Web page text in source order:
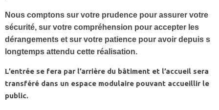
Nous comptons sur votre prudence pour assurer votre
sécurité, sur votre compréhension pour accepter les
dérangements et sur votre patience pour avoir depuis s
longtemps attendu cette réalisation.
L’entrée se fera par l’arrière du bâtiment et l’accueil sera
transféré dans un espace modulaire pouvant accueillir le
public.